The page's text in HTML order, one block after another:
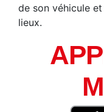
de son véhicule
lieux.